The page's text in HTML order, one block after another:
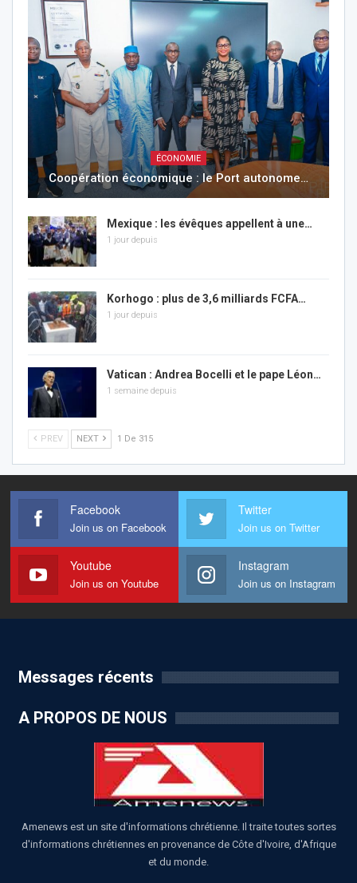
ÉCONOMIE
Coopération économique : le Port autonome…
Mexique : les évêques appellent à une…
1 jour depuis
Korhogo : plus de 3,6 milliards FCFA…
1 jour depuis
Vatican : Andrea Bocelli et le pape Léon…
1 semaine depuis
PREV NEXT 1 De 315
Facebook
Join us on Facebook
Twitter
Join us on Twitter
Youtube
Join us on Youtube
Instagram
Join us on Instagram
Messages récents
A PROPOS DE NOUS
Amenews est un site d'informations chrétienne. Il traite toutes sortes
d'informations chrétiennes en provenance de Côte d'Ivoire, d'Afrique
et du monde.